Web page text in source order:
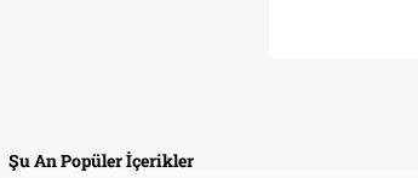
Şu An Popüler İçerikler